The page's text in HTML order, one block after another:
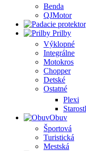
Benda
QJMotor
Prilby
Výklopné
Integrálne
Motokros
Chopper
Detské
Ostatné
Plexi
Obuv
Športová
Turistická
Mestská